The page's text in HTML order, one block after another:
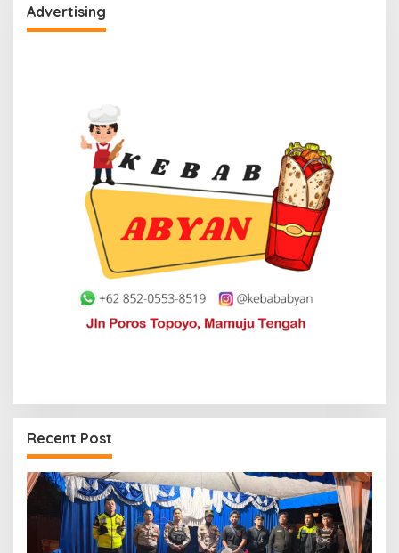
Advertising
Recent Post